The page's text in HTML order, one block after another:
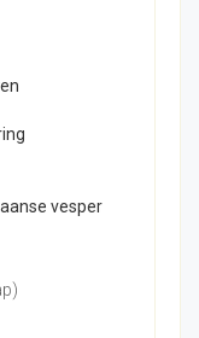
vesper